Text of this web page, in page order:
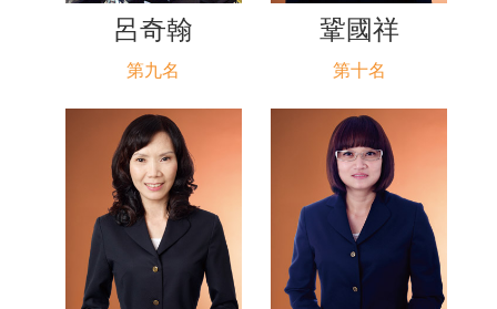
呂奇翰
第九名
鞏國祥
第十名